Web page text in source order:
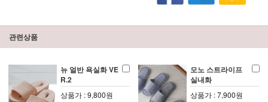
관련상품
뉴 얼반 욕실화 VE
R.2
상품가 : 9,800원
모노 스트라이프
실내화
상품가 : 7,900원